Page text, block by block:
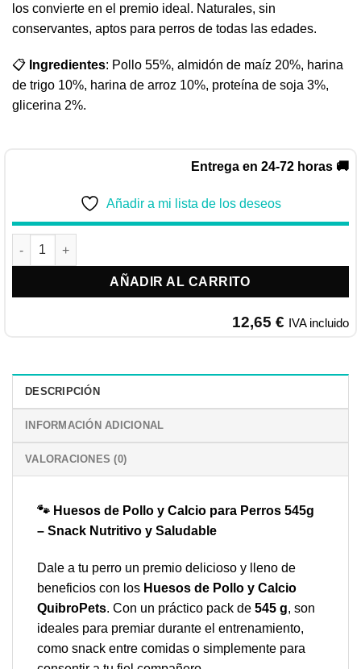
los convierte en el premio ideal. Naturales, sin
conservantes, aptos para perros de todas las edades.
📋 Ingredientes: Pollo 55%, almidón de maíz 20%, harina
de trigo 10%, harina de arroz 10%, proteína de soja 3%,
glicerina 2%.
Entrega en 24-72 horas 🚚
Añadir a mi lista de los deseos
Quibro Huesos de pollo y calcio cantidad
AÑADIR AL CARRITO
12,65 € IVA incluido
DESCRIPCIÓN
INFORMACIÓN ADICIONAL
VALORACIONES (0)
🐾 Huesos de Pollo y Calcio para Perros 545g
– Snack Nutritivo y Saludable
Dale a tu perro un premio delicioso y lleno de
beneficios con los Huesos de Pollo y Calcio
QuibroPets. Con un práctico pack de 545 g, son
ideales para premiar durante el entrenamiento,
como snack entre comidas o simplemente para